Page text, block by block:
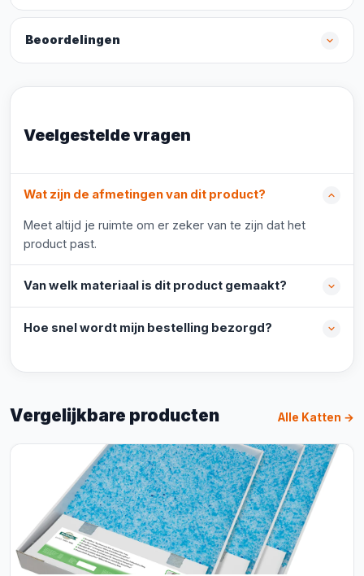
Beoordelingen
Veelgestelde vragen
Wat zijn de afmetingen van dit product?
Meet altijd je ruimte om er zeker van te zijn dat het
product past.
Van welk materiaal is dit product gemaakt?
Hoe snel wordt mijn bestelling bezorgd?
Vergelijkbare producten Alle Katten →